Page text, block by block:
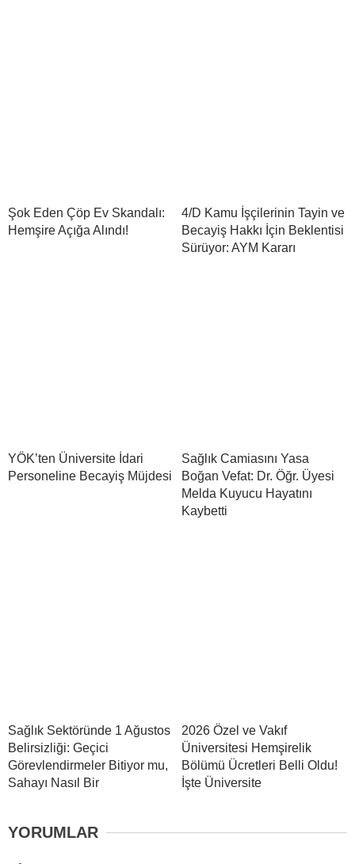
Şok Eden Çöp Ev Skandalı:
Hemşire Açığa Alındı!
4/D Kamu İşçilerinin Tayin ve
Becayiş Hakkı İçin Beklentisi
Sürüyor: AYM Kararı
YÖK’ten Üniversite İdari
Personeline Becayiş Müjdesi
Sağlık Camiasını Yasa
Boğan Vefat: Dr. Öğr. Üyesi
Melda Kuyucu Hayatını
Kaybetti
Sağlık Sektöründe 1 Ağustos
Belirsizliği: Geçici
Görevlendirmeler Bitiyor mu,
Sahayı Nasıl Bir
2026 Özel ve Vakıf
Üniversitesi Hemşirelik
Bölümü Ücretleri Belli Oldu!
İşte Üniversite
YORUMLAR